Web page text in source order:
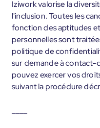
Iziwork valorise la
l'inclusion. Toutes les
fonction des aptitudes
personnelles sont
politique de
sur demande à contact-
pouvez exercer vos
suivant la procédure